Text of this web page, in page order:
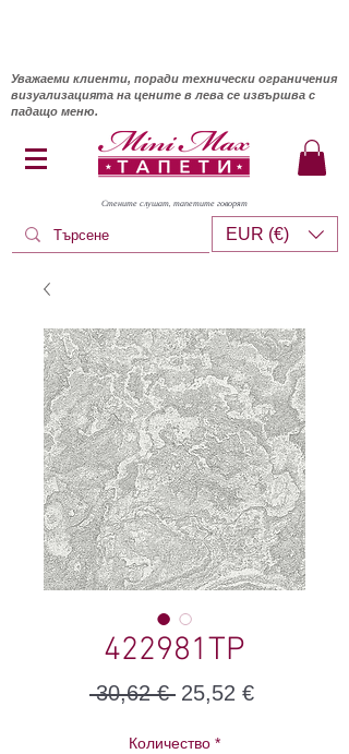
Уважаеми клиенти, поради технически ограничения
визуализацията на цените в лева се извършва с
падащо меню.
Стените слушат, тапетите говорят
EUR (€)
422981TP
30,62 € Редовна
25,52 €Продажна
Количество *